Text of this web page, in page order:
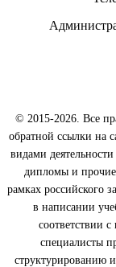
© 2015-2026. Все
обратной ссылки на
видами
дипломы и
рамках российского
в написании
соответствии
специалисты
структурированию